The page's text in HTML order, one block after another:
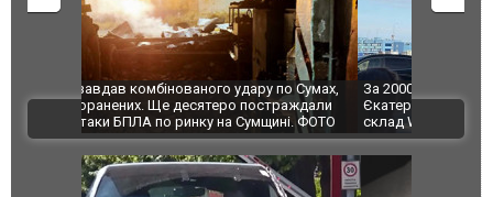
За 2000 кілометрів від кордону з Україною: в
Єкатеринбурзі після атаки дронів загорівся
склад Wildberries. ФОТО. ВІДЕО
"Мої
ВІДЕО